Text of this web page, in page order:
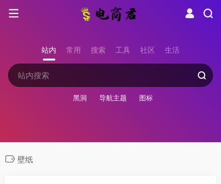
站内 常用 搜索 工具 社区 生活
黑洞 导航主题 图标
壁纸